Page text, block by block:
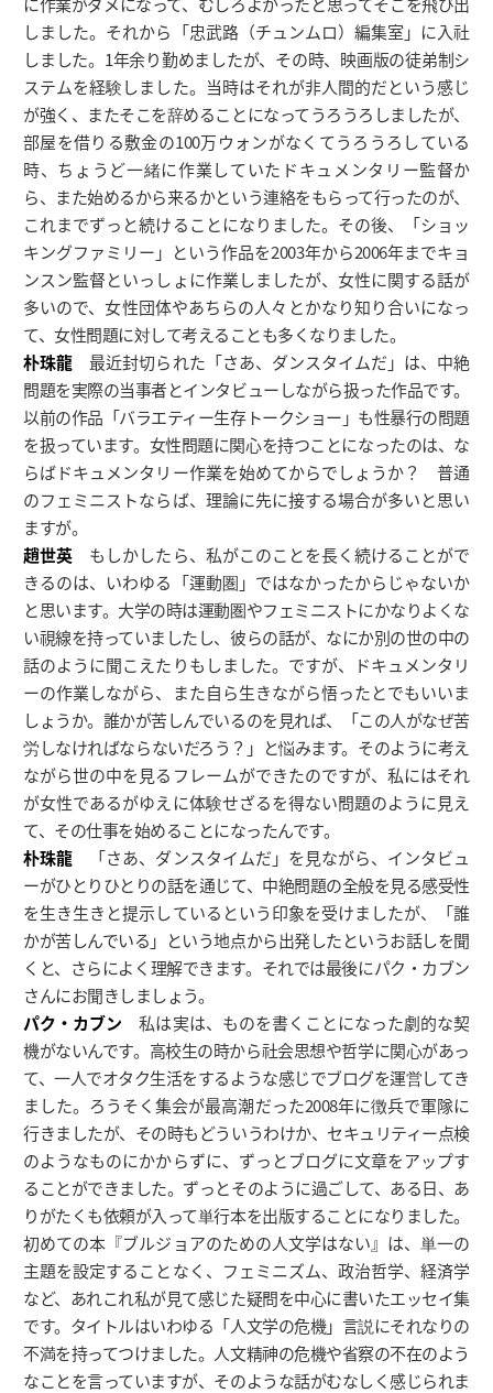
しました。それから「忠武路（チュンムロ）編集室」に入社
しました。1年余り勤めましたが、その時、映画版の徒弟制シ
ステムを経験しました。当時はそれが非人間的だという感じ
が強く、またそこを辞めることになってうろうろしましたが、
部屋を借りる敷金の100万ウォンがなくてうろうろしている
時、ちょうど一緒に作業していたドキュメンタリー監督か
ら、また始めるから来るかという連絡をもらって行ったのが、
これまでずっと続けることになりました。その後、「ショッ
キングファミリー」という作品を2003年から2006年までキョ
ンスン監督といっしょに作業しましたが、女性に関する話が
多いので、女性団体やあちらの人々とかなり知り合いになっ
て、女性問題に対して考えることも多くなりました。
朴珠龍 最近封切られた「さあ、ダンスタイムだ」は、中絶
問題を実際の当事者とインタビューしながら扱った作品です。
以前の作品「バラエティー生存トークショー」も性暴行の問題
を扱っています。女性問題に関心を持つことになったのは、な
らばドキュメンタリー作業を始めてからでしょうか？ 普通
のフェミニストならば、理論に先に接する場合が多いと思い
ますが。
趙世英 もしかしたら、私がこのことを長く続けることがで
きるのは、いわゆる「運動圏」ではなかったからじゃないか
と思います。大学の時は運動圏やフェミニストにかなりよくな
い視線を持っていましたし、彼らの話が、なにか別の世の中の
話のように聞こえたりもしました。ですが、ドキュメンタリ
ーの作業しながら、また自ら生きながら悟ったとでもいいま
しょうか。誰かが苦しんでいるのを見れば、「この人がなぜ苦
労しなければならないだろう？」と悩みます。そのように考え
ながら世の中を見るフレームができたのですが、私にはそれ
が女性であるがゆえに体験せざるを得ない問題のように見え
て、その仕事を始めることになったんです。
朴珠龍 「さあ、ダンスタイムだ」を見ながら、インタビュ
ーがひとりひとりの話を通じて、中絶問題の全般を見る感受性
を生き生きと提示しているという印象を受けましたが、「誰
かが苦しんでいる」という地点から出発したというお話しを聞
くと、さらによく理解できます。それでは最後にパク・カブン
さんにお聞きしましょう。
パク・カブン 私は実は、ものを書くことになった劇的な契
機がないんです。高校生の時から社会思想や哲学に関心があっ
て、一人でオタク生活をするような感じでブログを運営してき
ました。ろうそく集会が最高潮だった2008年に徴兵で軍隊に
行きましたが、その時もどういうわけか、セキュリティー点検
のようなものにかからずに、ずっとブログに文章をアップす
ることができました。ずっとそのように過ごして、ある日、あ
りがたくも依頼が入って単行本を出版することになりました。
初めての本『ブルジョアのための人文学はない』は、単一の
主題を設定することなく、フェミニズム、政治哲学、経済学
など、あれこれ私が見て感じた疑問を中心に書いたエッセイ集
です。タイトルはいわゆる「人文学の危機」言説にそれなりの
不満を持ってつけました。人文精神の危機や省察の不在のよう
なことを言っていますが、そのような話がむなしく感じられま